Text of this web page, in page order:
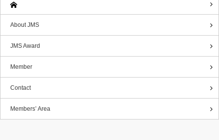
About JMS
JMS Award
Member
Contact
Members’ Area